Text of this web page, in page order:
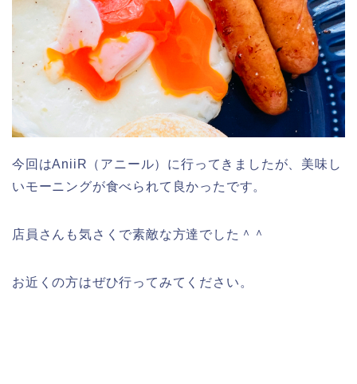
今回はAniiR（アニール）に行ってきましたが、美味し
いモーニングが食べられて良かったです。
店員さんも気さくで素敵な方達でした＾＾
お近くの方はぜひ行ってみてください。